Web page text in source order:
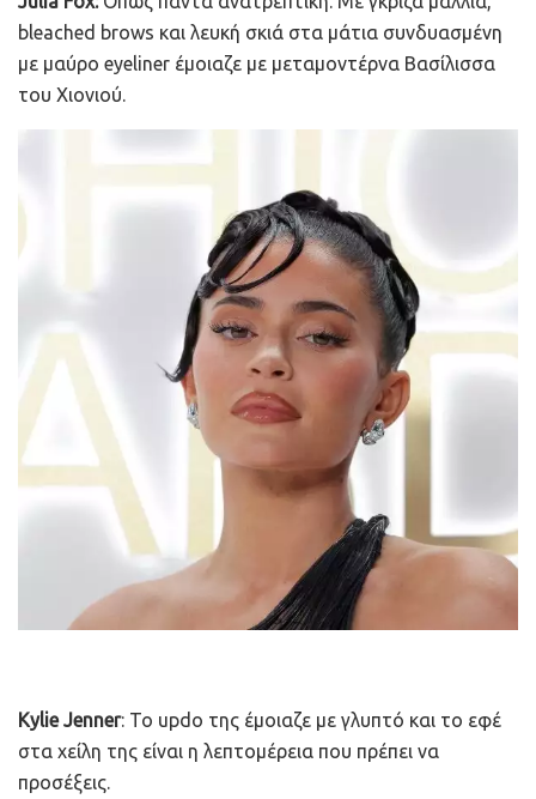
bleached brows και λευκή σκιά στα μάτια συνδυασμένη
με μαύρο eyeliner έμοιαζε με μεταμοντέρνα Βασίλισσα
του Χιονιού.
Kylie Jenner: Το updo της έμοιαζε με γλυπτό και το εφέ
στα χείλη της είναι η λεπτομέρεια που πρέπει να
προσέξεις.